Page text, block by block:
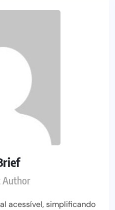
Author
acessível, simplificando